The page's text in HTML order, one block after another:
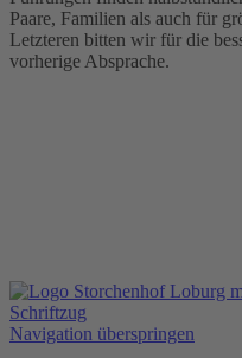
Paare, Familien als auch für
Letzteren bitten wir für die
vorherige Absprache.
Navigation überspringen